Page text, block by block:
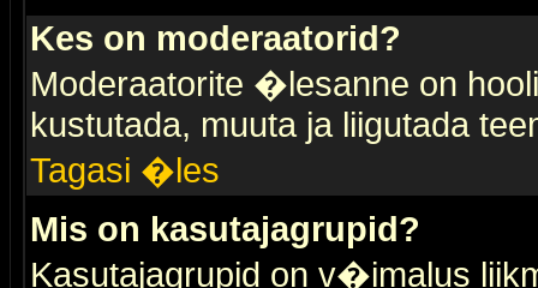
Kes on moderaatorid?
Moderaatorite �lesanne on
kustutada, muuta ja liigutada
Tagasi �les
Mis on kasutajagrupid?
Kasutajagrupid on v�imalus